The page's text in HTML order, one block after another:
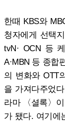
한때 KBS와
청자에게 선택
tvN· OCN 등
A·MBN 등 종합
의 변화와 OTT
을 가져다주었
라마 〈셜록〉
가 됐다. 여기에